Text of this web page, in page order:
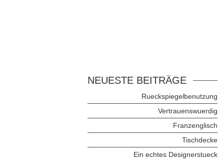
NEUESTE BEITRÄGE
Rueckspiegelbenutzung
Vertrauenswuerdig
Franzenglisch
Tischdecke
Ein echtes Designerstueck